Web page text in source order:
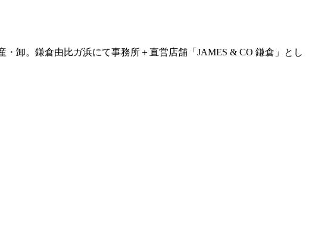
卸。鎌倉由比ガ浜にて事務所＋直営店舗「JAMES & CO 鎌倉」とし